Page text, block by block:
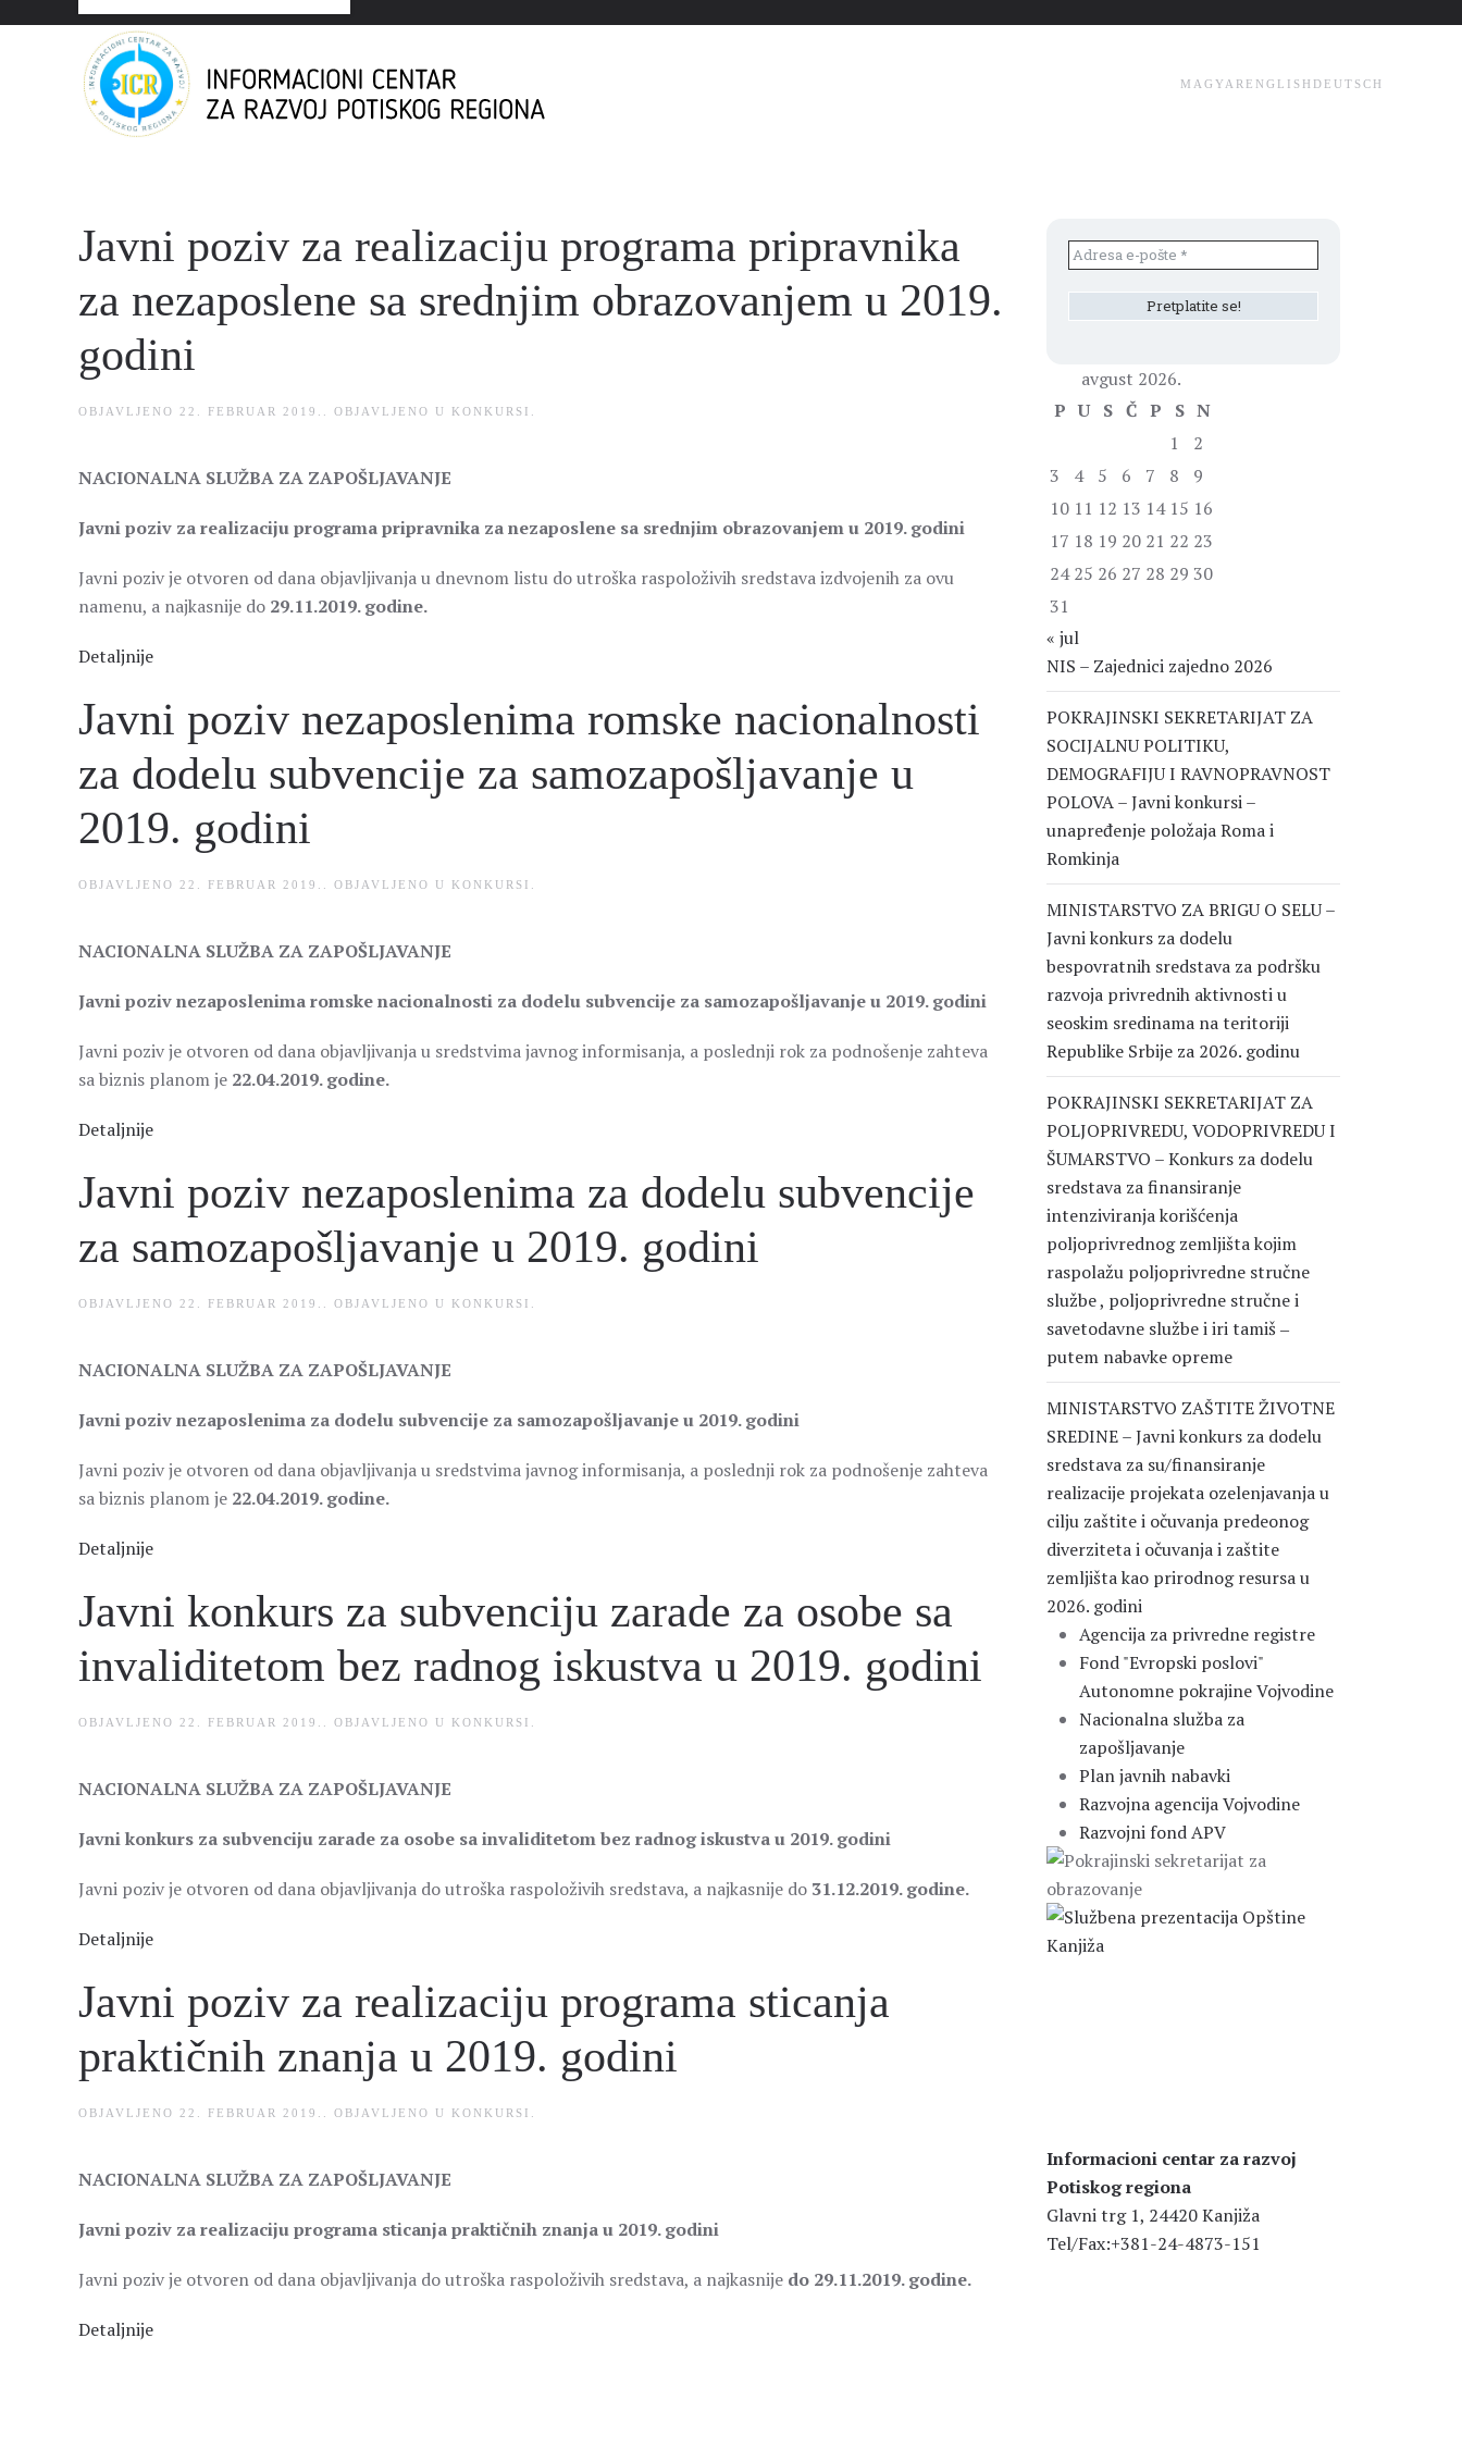
MAGYAR ENGLISH DEUTSCH
Javni poziv za realizaciju programa pripravnika
za nezaposlene sa srednjim obrazovanjem u 2019.
godini
OBJAVLJENO 22. FEBRUAR 2019. . OBJAVLJENO U KONKURSI
NACIONALNA SLUŽBA ZA ZAPOŠLJAVANJE
Javni poziv za realizaciju programa pripravnika za nezaposlene sa srednjim obrazovanjem u 2019. godini
Javni poziv je otvoren od dana objavljivanja u dnevnom listu do utroška raspoloživih sredstava izdvojenih za ovu
namenu, a najkasnije do 29.11.2019. godine.
Detaljnije
Javni poziv nezaposlenima romske nacionalnosti
za dodelu subvencije za samozapošljavanje u
2019. godini
OBJAVLJENO 22. FEBRUAR 2019. . OBJAVLJENO U KONKURSI
NACIONALNA SLUŽBA ZA ZAPOŠLJAVANJE
Javni poziv nezaposlenima romske nacionalnosti za dodelu subvencije za samozapošljavanje u 2019. godini
Javni poziv je otvoren od dana objavljivanja u sredstvima javnog informisanja, a poslednji rok za podnošenje zahteva
sa biznis planom je 22.04.2019. godine.
Detaljnije
Javni poziv nezaposlenima za dodelu subvencije
za samozapošljavanje u 2019. godini
OBJAVLJENO 22. FEBRUAR 2019. . OBJAVLJENO U KONKURSI
NACIONALNA SLUŽBA ZA ZAPOŠLJAVANJE
Javni poziv nezaposlenima za dodelu subvencije za samozapošljavanje u 2019. godini
Javni poziv je otvoren od dana objavljivanja u sredstvima javnog informisanja, a poslednji rok za podnošenje zahteva
sa biznis planom je 22.04.2019. godine.
Detaljnije
Javni konkurs za subvenciju zarade za osobe sa
invaliditetom bez radnog iskustva u 2019. godini
OBJAVLJENO 22. FEBRUAR 2019. . OBJAVLJENO U KONKURSI
NACIONALNA SLUŽBA ZA ZAPOŠLJAVANJE
Javni konkurs za subvenciju zarade za osobe sa invaliditetom bez radnog iskustva u 2019. godini
Javni poziv je otvoren od dana objavljivanja do utroška raspoloživih sredstava, a najkasnije do 31.12.2019. godine.
Detaljnije
Javni poziv za realizaciju programa sticanja
praktičnih znanja u 2019. godini
OBJAVLJENO 22. FEBRUAR 2019. . OBJAVLJENO U KONKURSI
NACIONALNA SLUŽBA ZA ZAPOŠLJAVANJE
Javni poziv za realizaciju programa sticanja praktičnih znanja u 2019. godini
Javni poziv je otvoren od dana objavljivanja do utroška raspoloživih sredstava, a najkasnije do 29.11.2019. godine.
Detaljnije
avgust 2026.
P U S Č P S N
1
2
3
4 5 6 7 8
9
10 11 12 13 14 15 16
17 18 19 20 21 22 23
24 25 26 27 28 29 30
31
« jul
NIS – Zajednici zajedno 2026
POKRAJINSKI SEKRETARIJAT ZA
SOCIJALNU POLITIKU,
DEMOGRAFIJU I RAVNOPRAVNOST
POLOVA – Javni konkursi –
unapređenje položaja Roma i
Romkinja
MINISTARSTVO ZA BRIGU O SELU –
Javni konkurs za dodelu
bespovratnih sredstava za podršku
razvoja privrednih aktivnosti u
seoskim sredinama na teritoriji
Republike Srbije za 2026. godinu
POKRAJINSKI SEKRETARIJAT ZA
POLJOPRIVREDU, VODOPRIVREDU I
ŠUMARSTVO – Konkurs za dodelu
sredstava za finansiranje
intenziviranja korišćenja
poljoprivrednog zemljišta kojim
raspolažu poljoprivredne stručne
službe , poljoprivredne stručne i
savetodavne službe i iri tamiš ‒
putem nabavke opreme
MINISTARSTVO ZAŠTITE ŽIVOTNE
SREDINE – Javni konkurs za dodelu
sredstava za su/finansiranje
realizacije projekata ozelenjavanja u
cilju zaštite i očuvanja predeonog
diverziteta i očuvanja i zaštite
zemljišta kao prirodnog resursa u
2026. godini
Agencija za privredne registre
Fond "Evropski poslovi"
Autonomne pokrajine Vojvodine
Nacionalna služba za
zapošljavanje
Plan javnih nabavki
Razvojna agencija Vojvodine
Razvojni fond APV
Informacioni centar za razvoj
Potiskog regiona
Glavni trg 1, 24420 Kanjiža
Tel/Fax:+381-24-4873-151